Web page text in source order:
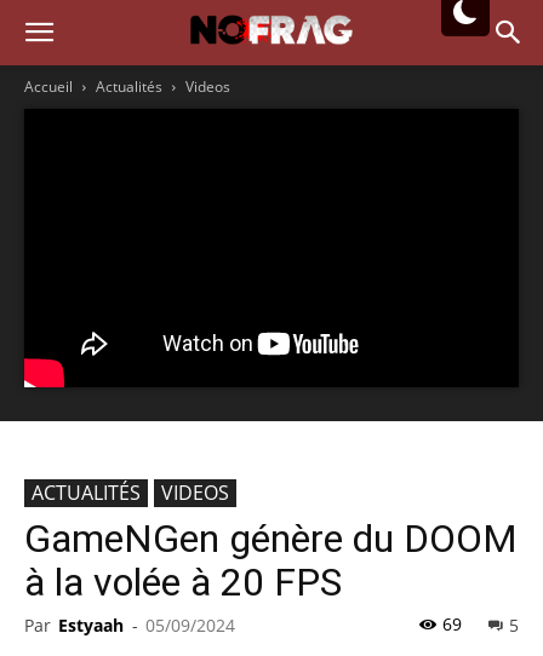
Accueil Actualités Videos
ACTUALITÉS VIDEOS
GameNGen génère du DOOM
à la volée à 20 FPS
Par Estyaah - 05/09/2024 5
69